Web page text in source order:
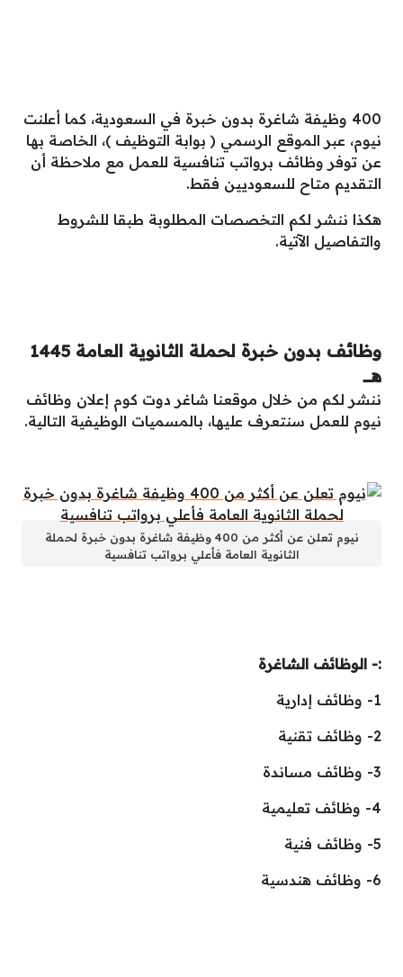
400 وظيفة شاغرة بدون خبرة في السعودية، كما أعلنت
نيوم، عبر الموقع الرسمي ( بوابة التوظيف )، الخاصة بها
عن توفر وظائف برواتب تنافسية للعمل مع ملاحظة أن
التقديم متاح للسعوديين فقط.
هكذا ننشر لكم التخصصات المطلوبة طبقا للشروط
والتفاصيل الآتية.
وظائف بدون خبرة لحملة الثانوية العامة 1445
هــــ
ننشر لكم من خلال موقعنا شاغر دوت كوم إعلان وظائف
نيوم للعمل سنتعرف عليها، بالمسميات الوظيفية التالية.
نيوم تعلن عن أكثر من 400 وظيفة شاغرة بدون خبرة لحملة
الثانوية العامة فأعلي برواتب تنافسية
:- الوظائف الشاغرة
1- وظائف إدارية
2- وظائف تقنية
3- وظائف مساندة
4- وظائف تعليمية
5- وظائف فنية
6- وظائف هندسية